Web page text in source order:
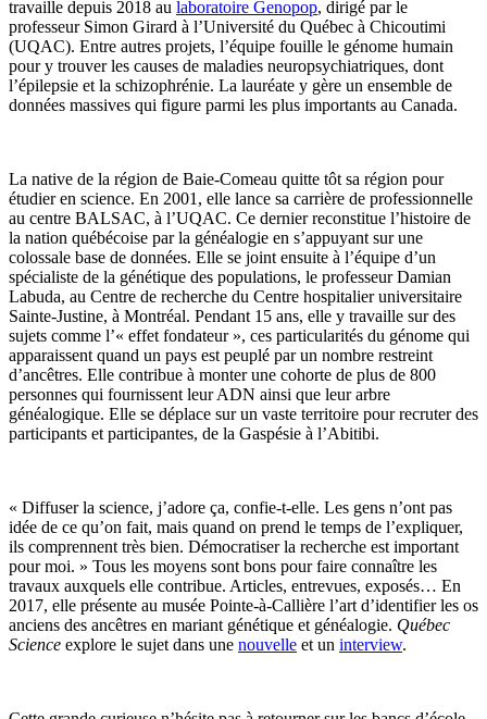
travaille depuis 2018 au laboratoire Genopop, dirigé par le
professeur Simon Girard à l’Université du Québec à Chicoutimi
(UQAC). Entre autres projets, l’équipe fouille le génome humain
pour y trouver les causes de maladies neuropsychiatriques, dont
l’épilepsie et la schizophrénie. La lauréate y gère un ensemble de
données massives qui figure parmi les plus importants au Canada.
La native de la région de Baie-Comeau quitte tôt sa région pour
étudier en science. En 2001, elle lance sa carrière de professionnelle
au centre BALSAC, à l’UQAC. Ce dernier reconstitue l’histoire de
la nation québécoise par la généalogie en s’appuyant sur une
colossale base de données. Elle se joint ensuite à l’équipe d’un
spécialiste de la génétique des populations, le professeur Damian
Labuda, au Centre de recherche du Centre hospitalier universitaire
Sainte-Justine, à Montréal. Pendant 15 ans, elle y travaille sur des
sujets comme l’« effet fondateur », ces particularités du génome qui
apparaissent quand un pays est peuplé par un nombre restreint
d’ancêtres. Elle contribue à monter une cohorte de plus de 800
personnes qui fournissent leur ADN ainsi que leur arbre
généalogique. Elle se déplace sur un vaste territoire pour recruter des
participants et participantes, de la Gaspésie à l’Abitibi.
« Diffuser la science, j’adore ça, confie-t-elle. Les gens n’ont pas
idée de ce qu’on fait, mais quand on prend le temps de l’expliquer,
ils comprennent très bien. Démocratiser la recherche est important
pour moi. » Tous les moyens sont bons pour faire connaître les
travaux auxquels elle contribue. Articles, entrevues, exposés… En
2017, elle présente au musée Pointe-à-Callière l’art d’identifier les os
anciens des ancêtres en mariant génétique et généalogie. Québec
Science explore le sujet dans une nouvelle et un interview.